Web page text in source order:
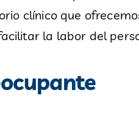
clínico que
la labor del